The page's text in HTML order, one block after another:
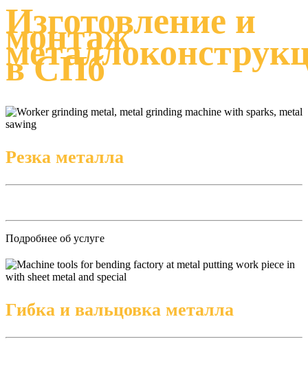
Изготовление и
монтаж
в СПб
Резка металла
Подробнее об услуге
Гибка и вальцовка металла